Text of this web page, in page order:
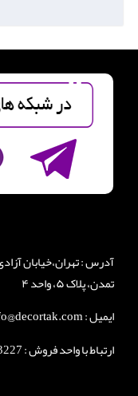
آدرس : تهران،خیابان
تمدن، پلاک ۵، واحد ۴
ایمیل : info@decortak.com
ارتباط با واحد فروش :